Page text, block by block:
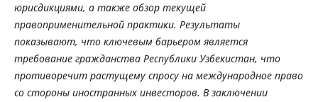
юрисдикциями, а также обзор текущей
правоприменительной практики. Результаты
показывают, что ключевым барьером является
требование гражданства Республики Узбекистан, что
противоречит растущему спросу на международное право
со стороны иностранных инвесторов. В заключении